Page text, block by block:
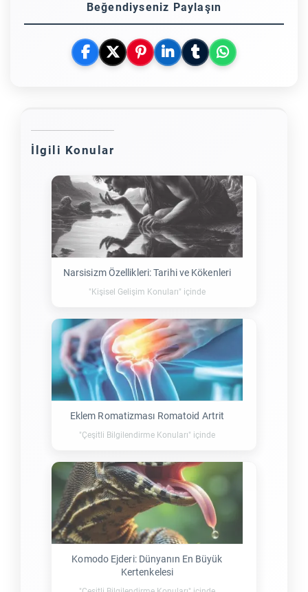
Beğendiyseniz Paylaşın
İlgili Konular
Narsisizm Özellikleri: Tarihi ve Kökenleri
"Kişisel Gelişim Konuları" içinde
Eklem Romatizması Romatoid Artrit
"Çeşitli Bilgilendirme Konuları" içinde
Komodo Ejderi: Dünyanın En Büyük
Kertenkelesi